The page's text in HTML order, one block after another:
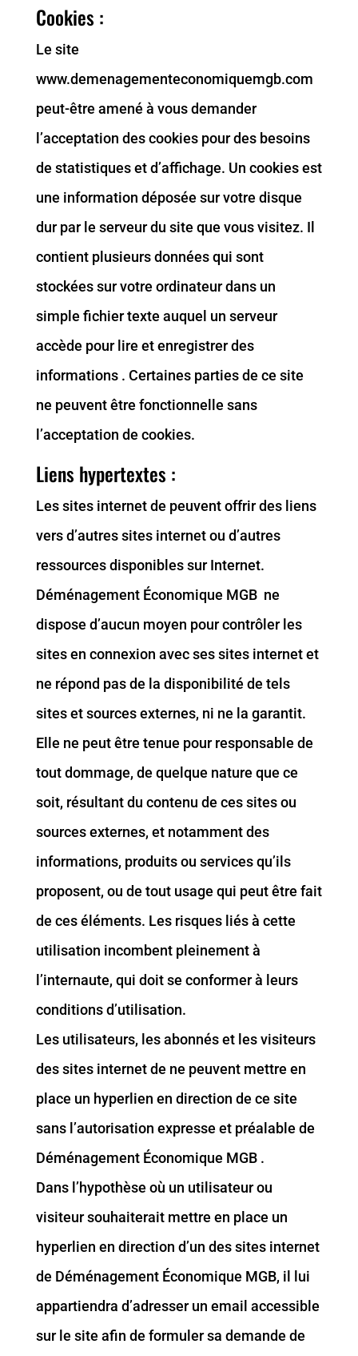
Cookies :
Le site
www.demenagementeconomiquemgb.com
peut-être amené à vous demander
l’acceptation des cookies pour des besoins
de statistiques et d’affichage. Un cookies est
une information déposée sur votre disque
dur par le serveur du site que vous visitez. Il
contient plusieurs données qui sont
stockées sur votre ordinateur dans un
simple fichier texte auquel un serveur
accède pour lire et enregistrer des
informations . Certaines parties de ce site
ne peuvent être fonctionnelle sans
l’acceptation de cookies.
Liens hypertextes :
Les sites internet de peuvent offrir des liens
vers d’autres sites internet ou d’autres
ressources disponibles sur Internet.
Déménagement Économique MGB ne
dispose d’aucun moyen pour contrôler les
sites en connexion avec ses sites internet et
ne répond pas de la disponibilité de tels
sites et sources externes, ni ne la garantit.
Elle ne peut être tenue pour responsable de
tout dommage, de quelque nature que ce
soit, résultant du contenu de ces sites ou
sources externes, et notamment des
informations, produits ou services qu’ils
proposent, ou de tout usage qui peut être fait
de ces éléments. Les risques liés à cette
utilisation incombent pleinement à
l’internaute, qui doit se conformer à leurs
conditions d’utilisation.
Les utilisateurs, les abonnés et les visiteurs
des sites internet de ne peuvent mettre en
place un hyperlien en direction de ce site
sans l’autorisation expresse et préalable de
Déménagement Économique MGB .
Dans l’hypothèse où un utilisateur ou
visiteur souhaiterait mettre en place un
hyperlien en direction d’un des sites internet
de Déménagement Économique MGB, il lui
appartiendra d’adresser un email accessible
sur le site afin de formuler sa demande de